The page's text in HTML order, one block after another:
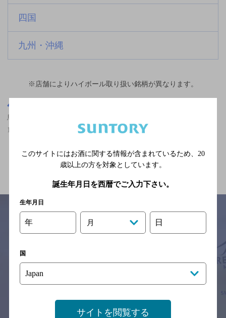
四国
九州・沖縄
※店舗によりハイボール取り扱い銘柄が異なります。
鳥取県,カールスバーグが飲める,落ち着くフンイキ,7,000円以上～
10,000円未満,飲み放題ありのお店
関連ページ
※それぞれのお店のメニューや営業時間などの掲載情報については、
予告なしに変更されることがありますので、
念のためお店にご確認の上ご来店くださいますようお願い申し上げま
情報提供：ぐるなび
このサイトにはお酒に関する情報が含まれているため、 20
歳以上の方を対象としています。
誕生年月日を西暦でご入力下さい。
生年月日
年 月 日
国
サイトを閲覧する